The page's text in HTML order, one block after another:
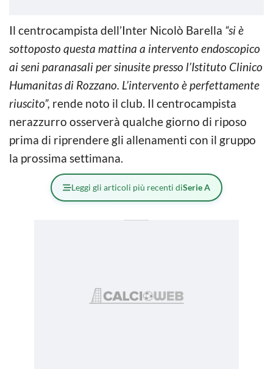
Il centrocampista dell’Inter Nicolò Barella “si è
sottoposto questa mattina a intervento endoscopico
ai seni paranasali per sinusite presso l’Istituto Clinico
Humanitas di Rozzano. L’intervento è perfettamente
riuscito”, rende noto il club. Il centrocampista
nerazzurro osserverà qualche giorno di riposo
prima di riprendere gli allenamenti con il gruppo
la prossima settimana.
Leggi gli articoli più recenti diSerie A